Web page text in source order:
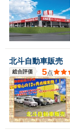
北斗自動車販売
総合評価 5点